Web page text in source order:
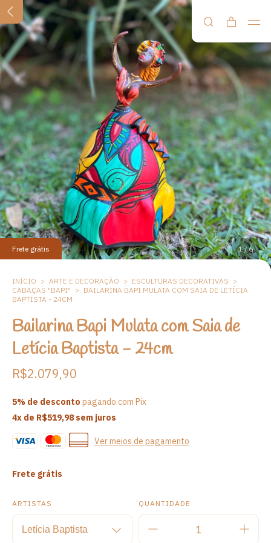
Frete grátis 1/6
INÍCIO > ARTE E DECORAÇÃO > ESCULTURAS DECORATIVAS >
CABAÇAS "BAPI" > BAILARINA BAPI MULATA COM SAIA DE LETÍCIA
BAPTISTA - 24CM
Bailarina Bapi Mulata com Saia de
Letícia Baptista - 24cm
R$2.079,90
5% de desconto pagando com Pix
4x de R$519,98sem juros
Ver meios de pagamento
Frete grátis
ARTISTAS QUANTIDADE